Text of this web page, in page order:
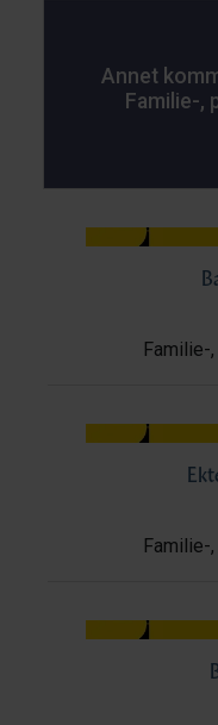
Annet
Familie-,
Familie-
Familie-